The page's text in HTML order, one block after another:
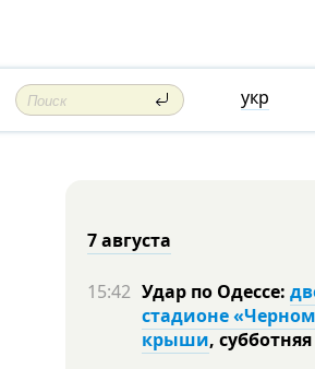
укр
7 августа
15:42 Удар по Одессе:
стадионе
крыши,